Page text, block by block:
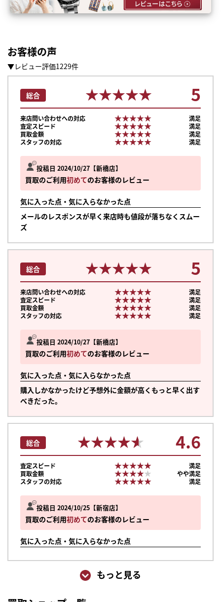
お客様の声
▼レビュー評価1229件
投稿日 2024/10/27 新橋店
買取のご利用初めてのお客様のレビュー
気に入った点・気に入らなかった点
メールのレスポンスが早く来店時も値段が落ちなくスムー
ズ
総合 ★★★★★
★★★★★ 5
来店問い合わせへの対応 ★★★★★
★★★★★
満足
査定スピード
★★★★★
★★★★★
満足
買取金額
★★★★★
★★★★★
満足
スタッフの対応
★★★★★
★★★★★ 満足
投稿日 2024/10/27 新橋店
買取のご利用初めてのお客様のレビュー
気に入った点・気に入らなかった点
購入しかなかったけど予想外に金額が高くもっと早く出す
べきだった。
総合 ★★★★★
★★★★★ 5
来店問い合わせへの対応 ★★★★★
★★★★★
満足
査定スピード
★★★★★
★★★★★
満足
買取金額
★★★★★
★★★★★
満足
スタッフの対応
★★★★★
★★★★★ 満足
投稿日 2024/10/25 新宿店
買取のご利用初めてのお客様のレビュー
気に入った点・気に入らなかった点
総合 ★★★★★
★★★★★ 4.6
査定スピード ★★★★★
★★★★★
満足
買取金額
★★★★★
★★★★★
やや満足
スタッフの対応
★★★★★
★★★★★ 満足
もっと見る
まずは